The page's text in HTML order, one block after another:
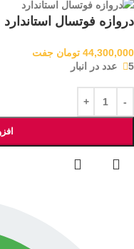
دروازه فوتسال استاندارد
44,300,000 تومان جفت
5 عدد در انبار